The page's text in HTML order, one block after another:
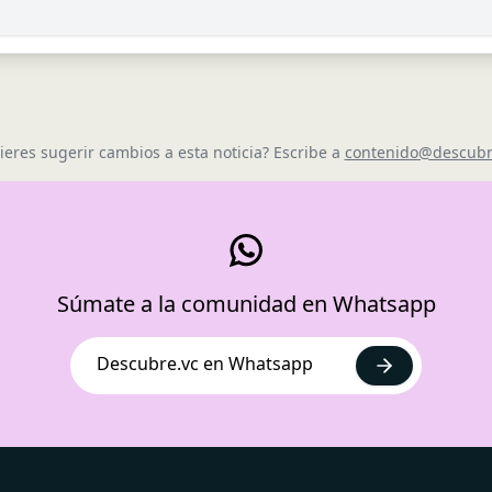
sugerir cambios a esta noticia? Escribe a
Súmate a la comunidad en Whatsapp
Descubre.vc en Whatsapp